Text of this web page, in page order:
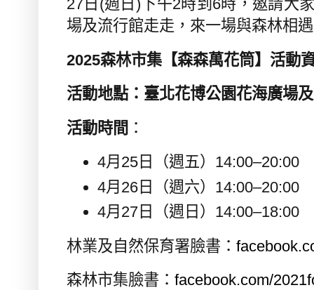
27 日 (週日 ) 下午2時到 6時，邀請大
場及流行館走走，來一場與森林相
2025森林市集【森森萬花筒】活動
活動地點：臺北花博公園花海廣場
活動時間 ：
4月 25 日（週五） 14:00–20:00
4月 26 日（週六） 14:00–20:00
4月 27 日（週日） 14:00–18:00
林業及自然保育署臉書：
森林市集臉書： facebook.com/